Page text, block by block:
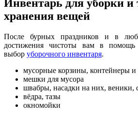
Инвентарь для уборки и
хранения вещей
После бурных праздников и в
достижения чистоты вам в помощь
выбор уборочного инвентаря.
мусорные корзины, контейнеры
мешки для мусора
швабры, насадки на них, веники,
вёдра, тазы
окномойки